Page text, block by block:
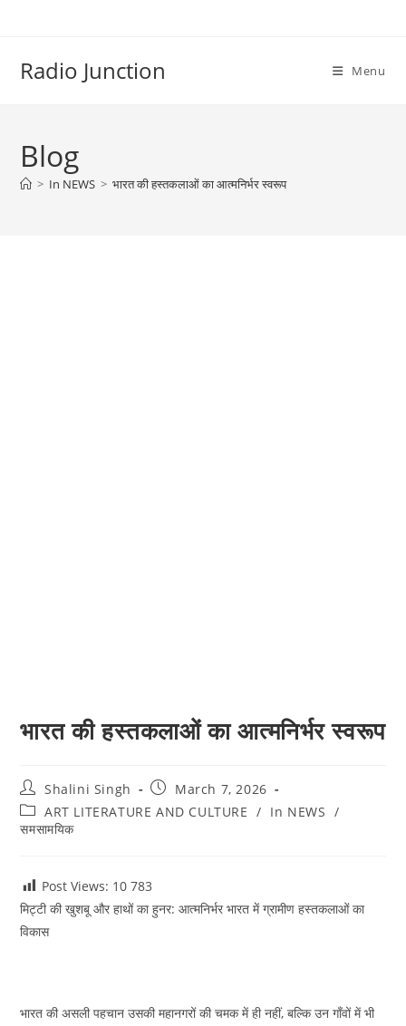
Radio Junction Menu
Blog
> In NEWS > भारत की हस्तकलाओं का आत्मनिर्भर स्वरूप
भारत की हस्तकलाओं का आत्मनिर्भर स्वरूप
Post
author:
Shalini Singh
Post
published:
March 7, 2026
Post
category:
ART LITERATURE AND CULTURE / In NEWS /
समसामयिक
Post Views: 10 783
मिट्टी की खुशबू और हाथों का हुनर: आत्मनिर्भर भारत में ग्रामीण हस्तकलाओं का
विकास
भारत की असली पहचान उसकी महानगरों की चमक में ही नहीं, बल्कि उन गाँवों में भी